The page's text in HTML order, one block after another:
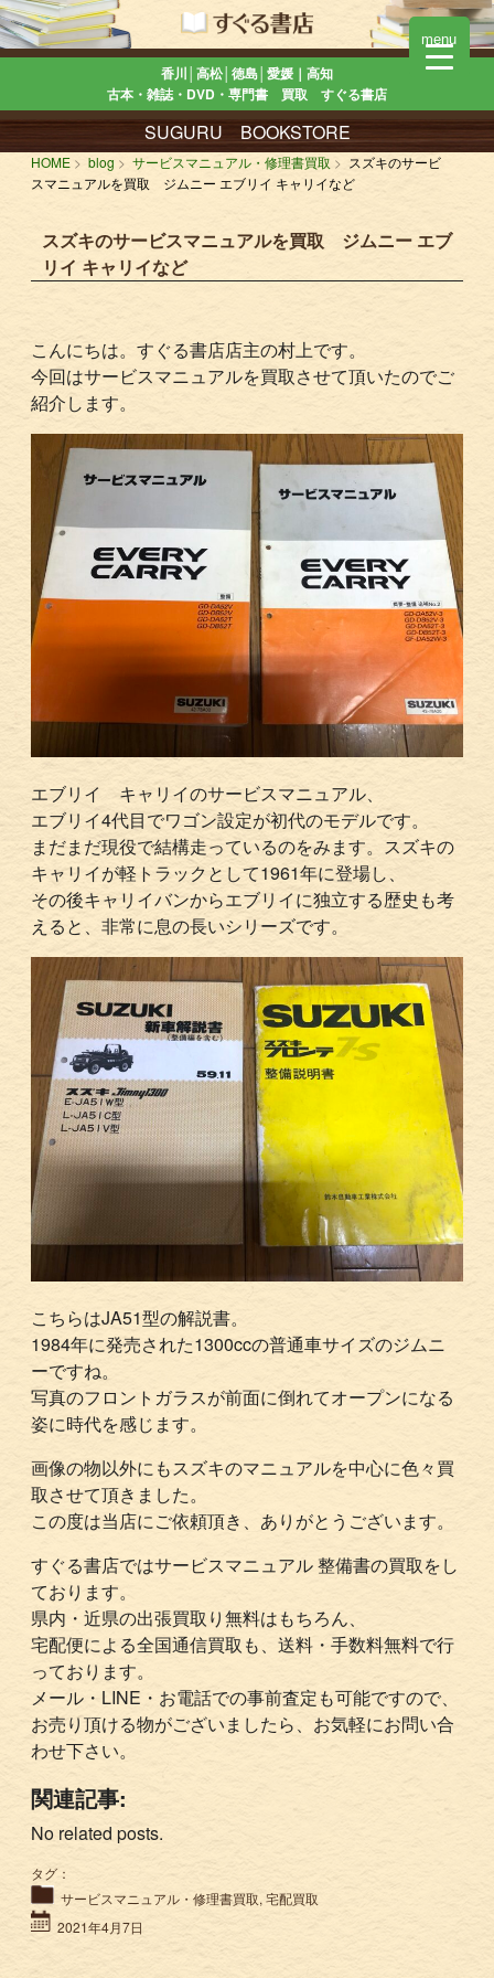
香川│高松│徳島│愛媛｜高知
古本・雑誌・DVD・専門書 買取 すぐる書店
SUGURU BOOKSTORE
HOME blog サービスマニュアル・修理書買取
スズキのサービ
スマニュアルを買取 ジムニー エブリイ キャリイなど
スズキのサービスマニュアルを買取 ジムニー エブ
リイ キャリイなど
こんにちは。すぐる書店店主の村上です。
今回はサービスマニュアルを買取させて頂いたのでご
紹介します。
エブリイ キャリイのサービスマニュアル、
エブリイ4代目でワゴン設定が初代のモデルです。
まだまだ現役で結構走っているのをみます。スズキの
キャリイが軽トラックとして1961年に登場し、
その後キャリイバンからエブリイに独立する歴史も考
えると、非常に息の長いシリーズです。
こちらはJA51型の解説書。
1984年に発売された1300ccの普通車サイズのジムニ
ーですね。
写真のフロントガラスが前面に倒れてオープンになる
姿に時代を感じます。
画像の物以外にもスズキのマニュアルを中心に色々買
取させて頂きました。
この度は当店にご依頼頂き、ありがとうございます。
すぐる書店ではサービスマニュアル 整備書の買取をし
ております。
県内・近県の出張買取り無料はもちろん、
宅配便による全国通信買取も、送料・手数料無料で行
っております。
メール・LINE・お電話での事前査定も可能ですので、
お売り頂ける物がございましたら、お気軽にお問い合
わせ下さい。
関連記事:
No related posts.
タグ：
サービスマニュアル・修理書買取,宅配買取
2021年4月7日
menu